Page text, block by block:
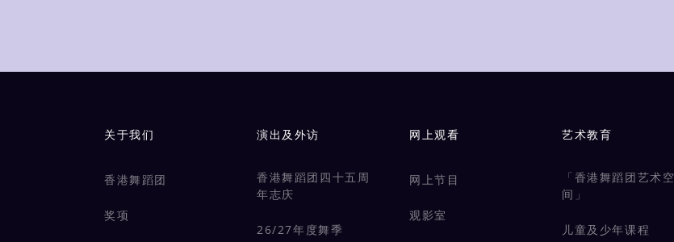
Main navigation
关于我们
香港舞蹈团
奖项
演出及外访
香港舞蹈团四十五周
年志庆
26/27年度舞季
网上观看
网上节目
观影室
艺术教育
「香港舞蹈团艺术空
间」
儿童及少年课程